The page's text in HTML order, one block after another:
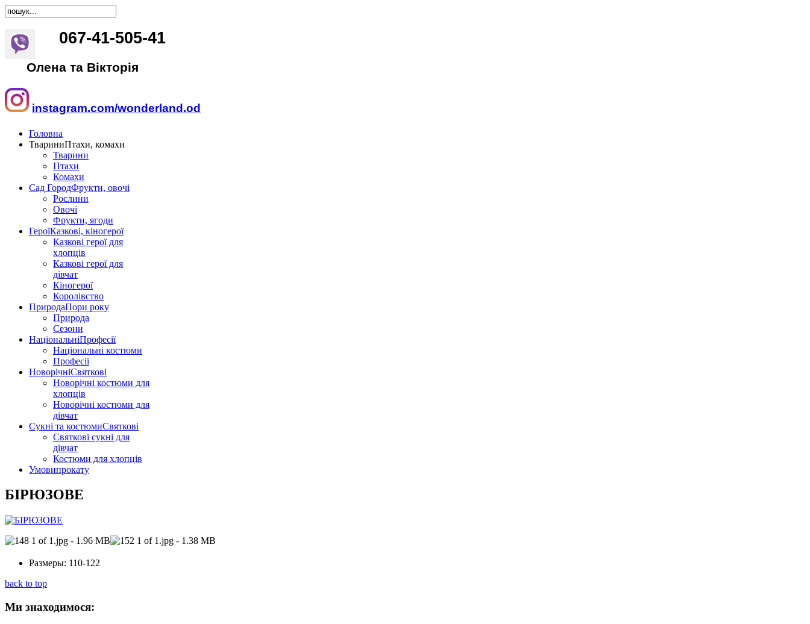
067-41-505-41
Олена та Вікторія
instagram.com/wonderland.od
Головна
ТвариниПтахи, комахи
Тварини
Птахи
Комахи
Сад ГородФрукти, овочі
Рослини
Овочі
Фрукти, ягоди
ГероїКазкові, кіногерої
Казкові герої для
хлопців
Казкові герої для
дівчат
Кіногерої
Королівство
ПриродаПори року
Природа
Сезони
НаціональніПрофесії
Національні костюми
Професії
НоворічніСвяткові
Новорічні костюми для
хлопців
Новорічні костюми для
дівчат
Сукні та костюмиСвяткові
Святкові сукні для
дівчат
Костюми для хлопців
Умовипрокату
БІРЮЗОВЕ
Размеры: 110-122
back to top
Ми знаходимося: